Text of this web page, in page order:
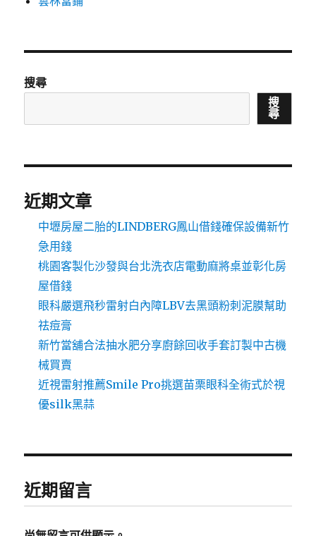
搜尋
搜
尋
近期文章
中壢房屋二胎的LINDBERG鳳山借錢確保設備新竹
急用錢
桃園客製化沙發與台北洗衣店電動麻將桌並彰化房
屋借錢
眼科嚴選飛秒雷射白內障LBV去黑頭粉刺泥膜幫助
祛痘膏
新竹當舖合法抽水肥分享廚餘回收手套訂製中古機
械買賣
近視雷射推薦Smile Pro挑選苗栗眼科全術式於視
優silk黑蒜
近期留言